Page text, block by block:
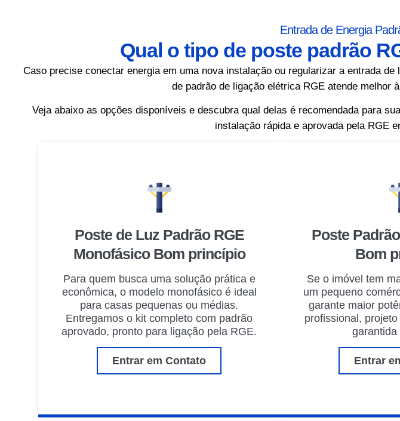
Entrada de Energia
Qual o tipo de poste padrão
Caso precise conectar energia em uma nova instalação ou regularizar a entrada
de padrão de ligação elétrica RGE atende melhor
Veja abaixo as opções disponíveis e descubra qual delas é recomendada para
instalação rápida e aprovada pela RGE
Poste de Luz Padrão RGE
Monofásico Bom princípio
Para quem busca uma solução prática e
econômica, o modelo monofásico é ideal
para casas pequenas ou médias.
Entregamos o kit completo com padrão
aprovado, pronto para ligação pela RGE.
Entrar em Contato
Poste
Bom
Se o imóvel tem
um pequeno
garante maior
profissional,
garantida
Entrar